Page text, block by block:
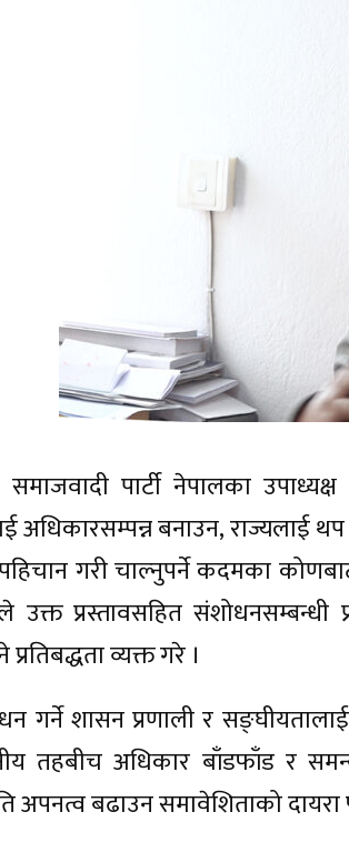
पार्टी नेपालका
अधिकारसम्पन्न बनाउन, राज्यलाई
पहिचान गरी चाल्नुपर्ने कदमका
प्रस्तावसहित संशोधनसम्बन्धी
व्यक्त गरे ।
गर्ने शासन प्रणाली र
तहबीच अधिकार बाँडफाँड र
अपनत्व बढाउन समावेशिताको